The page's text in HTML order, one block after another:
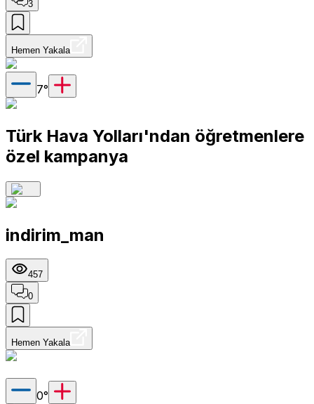
3
Hemen Yakala
7°
Türk Hava Yolları'ndan öğretmenlere
özel kampanya
indirim_man
457
0
Hemen Yakala
0°